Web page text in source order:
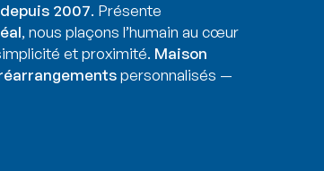
depuis 2007. Présente
, nous plaçons l’humain au cœur
et proximité. Maison
personnalisés —